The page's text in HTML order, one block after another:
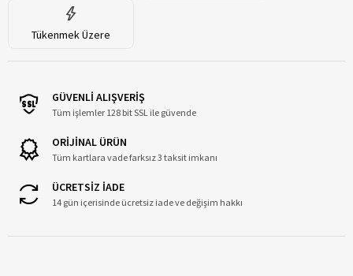
Tükenmek Üzere
GÜVENLİ ALIŞVERİŞ
Tüm işlemler 128 bit SSL ile güvende
ORİJİNAL ÜRÜN
Tüm kartlara vade farksız 3 taksit imkanı
ÜCRETSİZ İADE
14 gün içerisinde ücretsiz iade ve değişim hakkı